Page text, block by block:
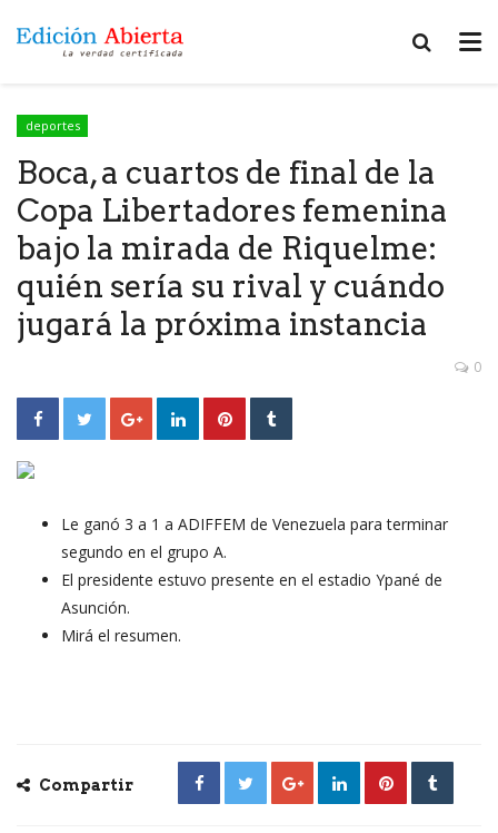
deportes
Boca, a cuartos de final de la
Copa Libertadores femenina
bajo la mirada de Riquelme:
quién sería su rival y cuándo
jugará la próxima instancia
0
Le ganó 3 a 1 a ADIFFEM de Venezuela para terminar
segundo en el grupo A.
El presidente estuvo presente en el estadio Ypané de
Asunción.
Mirá el resumen.
Compartir